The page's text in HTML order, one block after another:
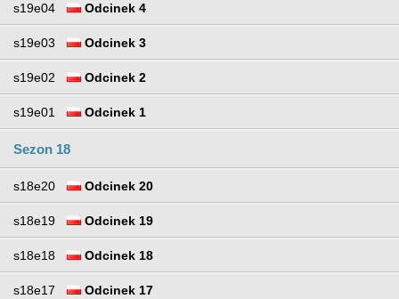
s19e04 Odcinek 4
s19e03 Odcinek 3
s19e02 Odcinek 2
s19e01 Odcinek 1
Sezon 18
s18e20 Odcinek 20
s18e19 Odcinek 19
s18e18 Odcinek 18
s18e17 Odcinek 17